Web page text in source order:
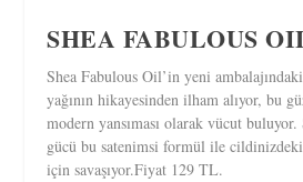
SHEA FABULOUS
Shea Fabulous Oil’in yeni
yağının hikayesinden ilham alıyor, bu
modern yansıması olarak vücut buluyor.
gücü bu satenimsi formül ile
için savaşıyor.Fiyat 129 TL.